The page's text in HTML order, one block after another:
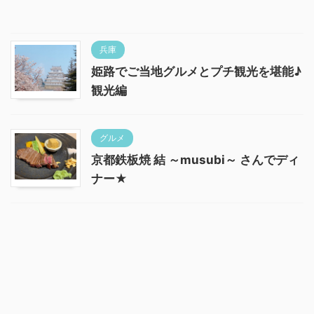
兵庫
姫路でご当地グルメとプチ観光を堪能♪
観光編
グルメ
京都鉄板焼 結 ～musubi～ さんでディ
ナー★